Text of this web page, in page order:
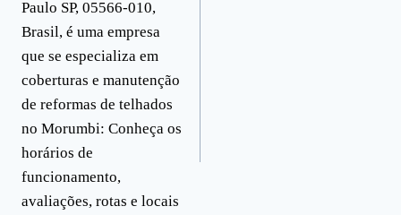
Paulo SP, 05566-010,
Brasil, é uma empresa
que se especializa em
coberturas e manutenção
de reformas de telhados
no Morumbi: Conheça os
horários de
funcionamento,
avaliações, rotas e locais